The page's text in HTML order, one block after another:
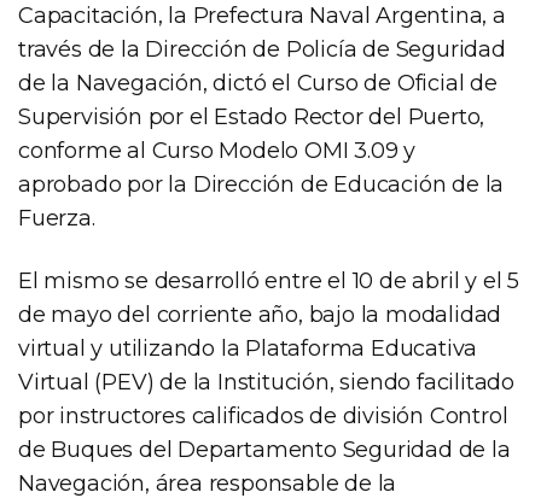
Capacitación, la Prefectura Naval Argentina, a
través de la Dirección de Policía de Seguridad
de la Navegación, dictó el Curso de Oficial de
Supervisión por el Estado Rector del Puerto,
conforme al Curso Modelo OMI 3.09 y
aprobado por la Dirección de Educación de la
Fuerza.
El mismo se desarrolló entre el 10 de abril y el 5
de mayo del corriente año, bajo la modalidad
virtual y utilizando la Plataforma Educativa
Virtual (PEV) de la Institución, siendo facilitado
por instructores calificados de división Control
de Buques del Departamento Seguridad de la
Navegación, área responsable de la